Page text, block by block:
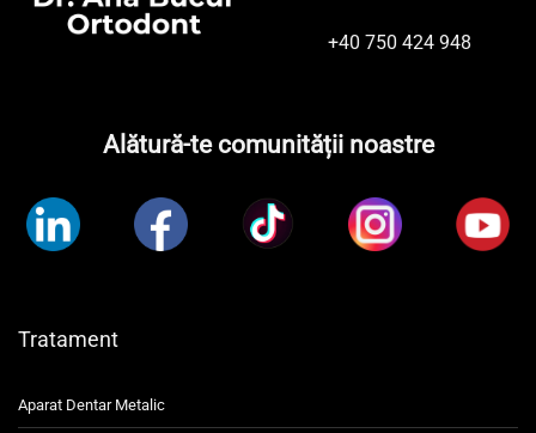
+40 750 424 948
Alătură-te comunității noastre
Tratament
Aparat Dentar Metalic